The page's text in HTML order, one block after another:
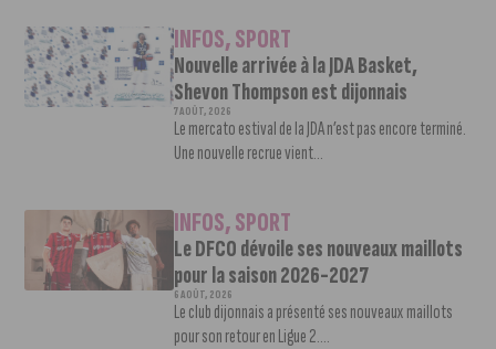
INFOS,SPORT
Nouvelle arrivée à la JDA Basket,
Shevon Thompson est dijonnais
7 AOÛT, 2026
Le mercato estival de la JDA n’est pas encore terminé.
Une nouvelle recrue vient...
INFOS,SPORT
Le DFCO dévoile ses nouveaux maillots
pour la saison 2026-2027
6 AOÛT, 2026
Le club dijonnais a présenté ses nouveaux maillots
pour son retour en Ligue 2....